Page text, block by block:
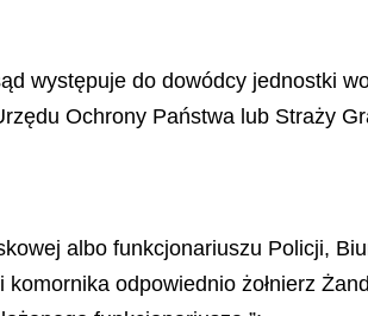
występuje do dowódcy jednostki
Ochrony Państwa lub Straży
albo funkcjonariuszu Policji,
odpowiednio żołnierz